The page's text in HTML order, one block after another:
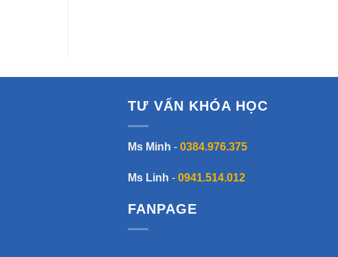
TƯ VẤN KHÓA HỌC
Ms Minh - 0384.976.375
Ms Linh - 0941.514.012
FANPAGE